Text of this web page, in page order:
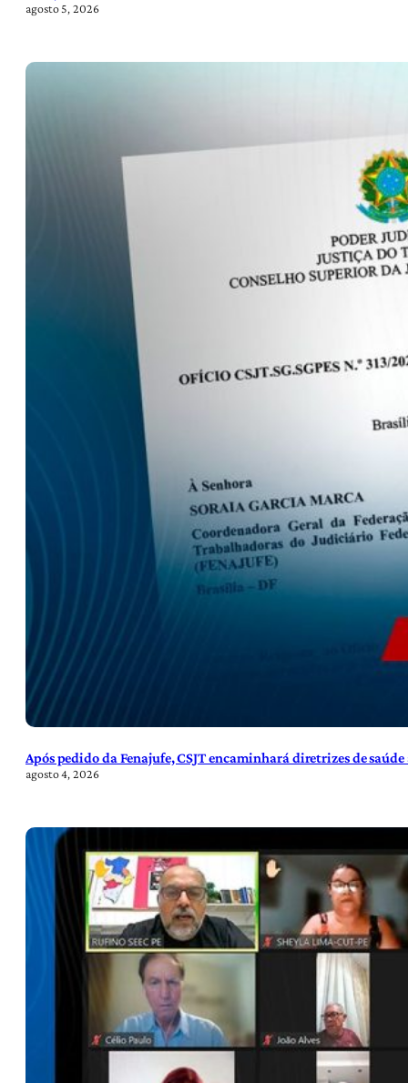
agosto 5, 2026
Após pedido da Fenajufe, CSJT encaminhará diretrizes de
agosto 4, 2026